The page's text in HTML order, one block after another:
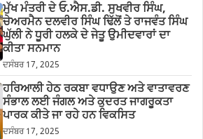
ਮੁੱਖ ਮੰਤਰੀ ਦੇ ਓ.ਐਸ.ਡੀ. ਸੁਖਵੀਰ ਸਿੰਘ,
ਚੇਅਰਮੈਨ ਦਲਵੀਰ ਸਿੰਘ ਢਿੱਲੋਂ ਤੇ ਰਾਜਵੰਤ ਸਿੰਘ
ਘੁੱਲੀ ਨੇ ਧੂਰੀ ਹਲਕੇ ਦੇ ਜੇਤੂ ਉਮੀਦਵਾਰਾਂ ਦਾ
ਕੀਤਾ ਸਨਮਾਨ
ਦਸੰਬਰ 17, 2025
ਹਰਿਆਲੀ ਹੇਠ ਰਕਬਾ ਵਧਾਉਣ ਅਤੇ ਵਾਤਾਵਰਣ
ਸੰਭਾਲ ਲਈ ਜੰਗਲ ਅਤੇ ਕੁਦਰਤ ਜਾਗਰੂਕਤਾ
ਪਾਰਕ ਕੀਤੇ ਜਾ ਰਹੇ ਹਨ ਵਿਕਸਿਤ
ਦਸੰਬਰ 17, 2025